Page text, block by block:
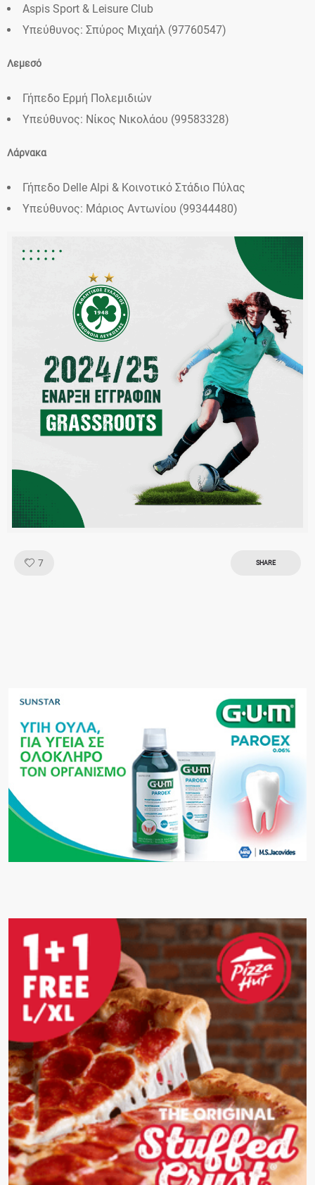
Aspis Sport & Leisure Club
Υπεύθυνος: Σπύρος Μιχαήλ (97760547)
Λεμεσό
Γήπεδο Ερμή Πολεμιδιών
Υπεύθυνος: Νίκος Νικολάου (99583328)
Λάρνακα
Γήπεδο Delle Alpi & Κοινοτικό Στάδιο Πύλας
Υπεύθυνος: Μάριος Αντωνίου (99344480)
7 SHARE